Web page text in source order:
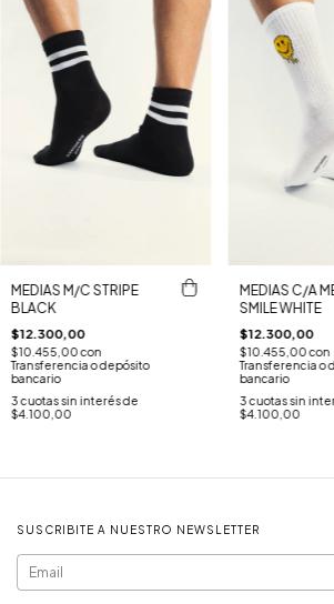
MEDIAS M/C STRIPE
BLACK
$12.300,00
$10.455,00con
Transferencia o depósito
bancario
3 cuotas sin interés de
$4.100,00
MEDIAS C/A
SMILE WHITE
$12.300,00
$10.455,00con
Transferencia o
bancario
3 cuotas sin
$4.100,00
SUSCRIBITE A NUESTRO NEWSLETTER